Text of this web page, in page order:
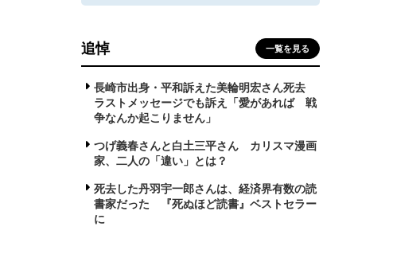
追悼 一覧を見る
長崎市出身・平和訴えた美輪明宏さん死去
ラストメッセージでも訴え「愛があれば 戦
争なんか起こりません」
つげ義春さんと白土三平さん カリスマ漫画
家、二人の「違い」とは？
死去した丹羽宇一郎さんは、経済界有数の読
書家だった 『死ぬほど読書』ベストセラー
に